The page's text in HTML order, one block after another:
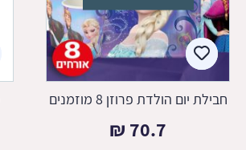
חבילת יום הולדת פרוזן 8 מוזמנים
70.7
₪